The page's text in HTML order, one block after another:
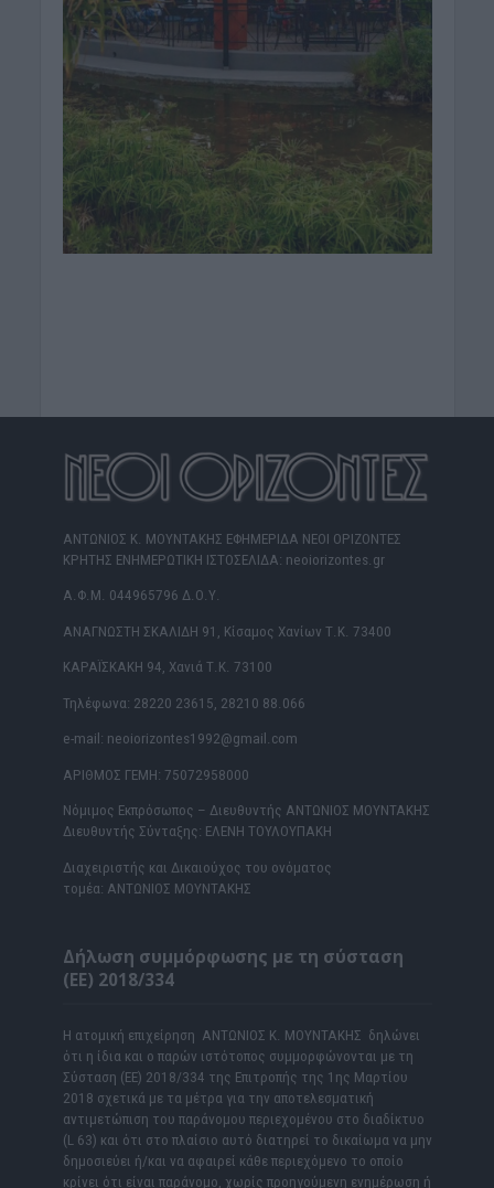
ΑΝΤΩΝΙΟΣ Κ. ΜΟΥΝΤΑΚΗΣ ΕΦΗΜΕΡΙΔΑ ΝΕΟΙ ΟΡΙΖΟΝΤΕΣ
ΚΡΗΤΗΣ ΕΝΗΜΕΡΩΤΙΚΗ ΙΣΤΟΣΕΛΙΔΑ: neoiorizontes.gr
Α.Φ.Μ. 044965796 Δ.Ο.Υ.
ΑΝΑΓΝΩΣΤΗ ΣΚΑΛΙΔΗ 91, Κίσαμος Χανίων Τ.Κ. 73400
ΚΑΡΑΪΣΚΑΚΗ 94, Χανιά Τ.Κ. 73100
Τηλέφωνα: 28220 23615, 28210 88.066
e-mail: neoiorizontes1992@gmail.com
ΑΡΙΘΜΟΣ ΓΕΜΗ: 75072958000
Νόμιμος Εκπρόσωπος – Διευθυντής ΑΝΤΩΝΙΟΣ ΜΟΥΝΤΑΚΗΣ
Διευθυντής Σύνταξης: ΕΛΕΝΗ ΤΟΥΛΟΥΠΑΚΗ
Διαχειριστής και Δικαιούχος του ονόματος
τομέα: ΑΝΤΩΝΙΟΣ ΜΟΥΝΤΑΚΗΣ
Δήλωση συμμόρφωσης με τη σύσταση
(ΕΕ) 2018/334
Η ατομική επιχείρηση ΑΝΤΩΝΙΟΣ Κ. ΜΟΥΝΤΑΚΗΣ δηλώνει
ότι η ίδια και ο παρών ιστότοπος συμμορφώνονται με τη
Σύσταση (ΕΕ) 2018/334 της Επιτροπής της 1ης Μαρτίου
2018 σχετικά με τα μέτρα για την αποτελεσματική
αντιμετώπιση του παράνομου περιεχομένου στο διαδίκτυο
(L 63) και ότι στο πλαίσιο αυτό διατηρεί το δικαίωμα να μην
δημοσιεύει ή/και να αφαιρεί κάθε περιεχόμενο το οποίο
κρίνει ότι είναι παράνομο, χωρίς προηγούμενη ενημέρωση ή